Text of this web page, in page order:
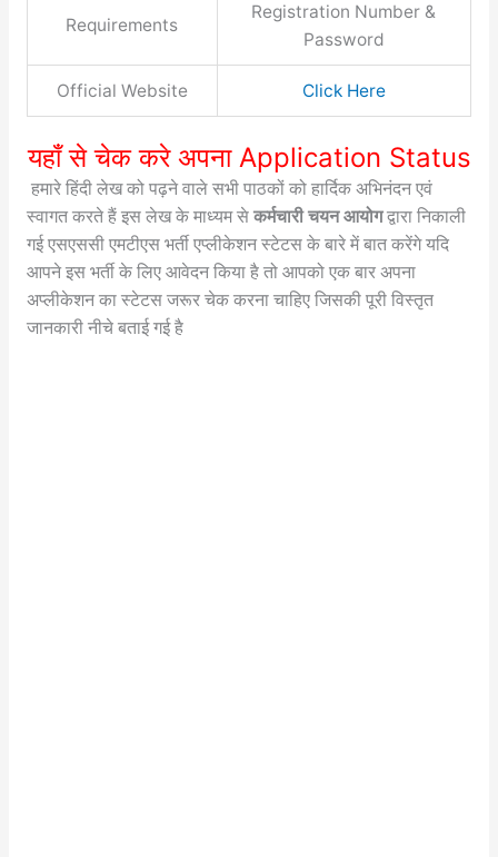
Requirements
Registration Number &
Password
Official Website Click Here
यहाँ से चेक करे अपना Application Status
हमारे हिंदी लेख को पढ़ने वाले सभी पाठकों को हार्दिक अभिनंदन एवं
स्वागत करते हैं इस लेख के माध्यम से कर्मचारी चयन आयोगद्वारा निकाली
गई एसएससी एमटीएस भर्ती एप्लीकेशन स्टेटस के बारे में बात करेंगे यदि
आपने इस भर्ती के लिए आवेदन किया है तो आपको एक बार अपना
अप्लीकेशन का स्टेटस जरूर चेक करना चाहिए जिसकी पूरी विस्तृत
जानकारी नीचे बताई गई है